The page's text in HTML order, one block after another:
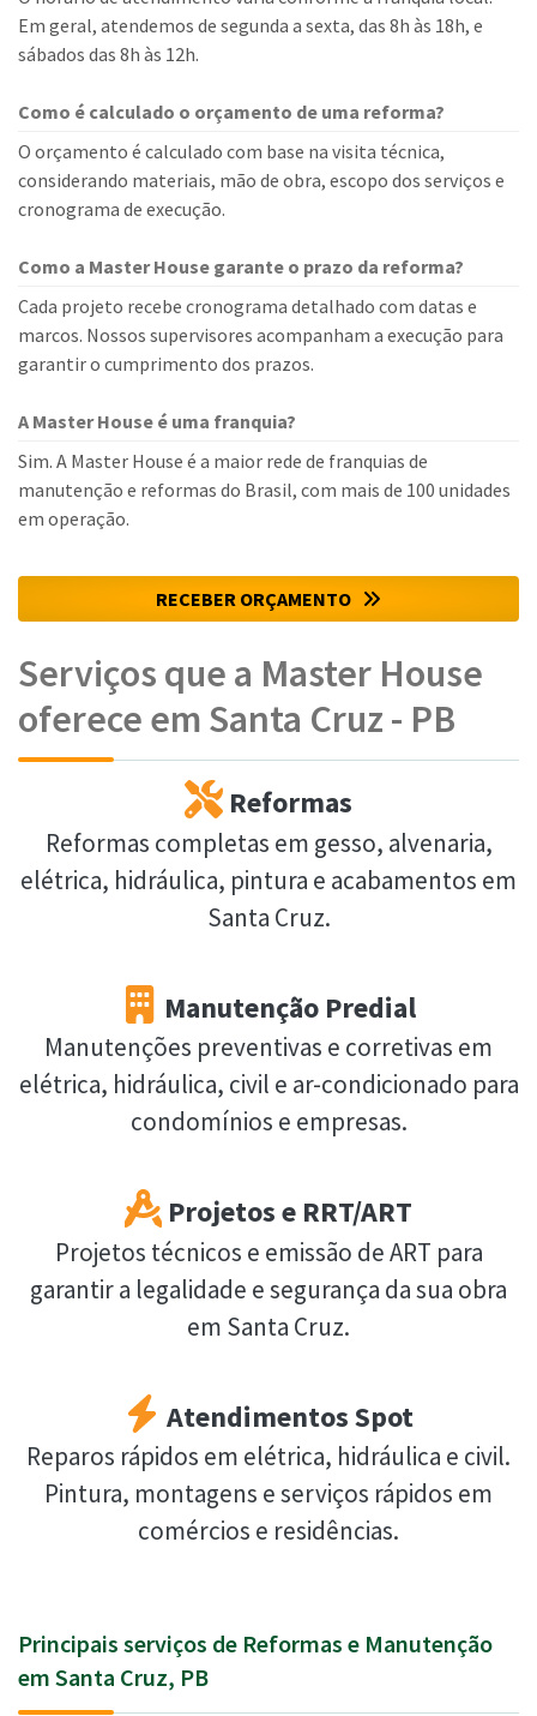
Em geral, atendemos de segunda a sexta, das 8h às 18h, e
sábados das 8h às 12h.
Como é calculado o orçamento de uma reforma?
O orçamento é calculado com base na visita técnica,
considerando materiais, mão de obra, escopo dos serviços e
cronograma de execução.
Como a Master House garante o prazo da reforma?
Cada projeto recebe cronograma detalhado com datas e
marcos. Nossos supervisores acompanham a execução para
garantir o cumprimento dos prazos.
A Master House é uma franquia?
Sim. A Master House é a maior rede de franquias de
manutenção e reformas do Brasil, com mais de 100 unidades
em operação.
RECEBER ORÇAMENTO
Serviços que a Master House
oferece em Santa Cruz - PB
Reformas
Reformas completas em gesso, alvenaria,
elétrica, hidráulica, pintura e acabamentos em
Santa Cruz.
Manutenção Predial
Manutenções preventivas e corretivas em
elétrica, hidráulica, civil e ar-condicionado para
condomínios e empresas.
Projetos e RRT/ART
Projetos técnicos e emissão de ART para
garantir a legalidade e segurança da sua obra
em Santa Cruz.
Atendimentos Spot
Reparos rápidos em elétrica, hidráulica e civil.
Pintura, montagens e serviços rápidos em
comércios e residências.
Principais serviços de Reformas e Manutenção
em Santa Cruz, PB